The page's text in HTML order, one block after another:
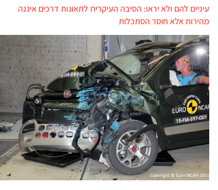
עיניים להם ולא יראו: הסיבה העיקרית לתאונות דרכים איננה
מהירות אלא חוסר הסתכלות